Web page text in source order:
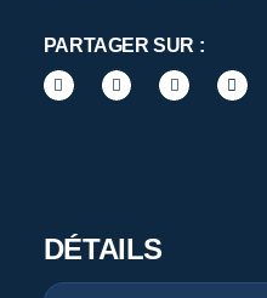
PARTAGER SUR :
DÉTAILS